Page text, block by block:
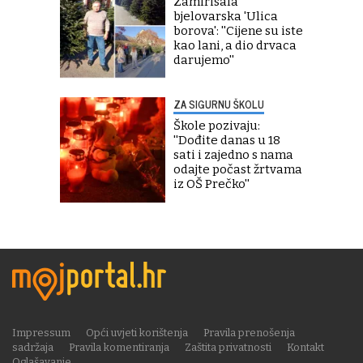
bjelovarska 'Ulica
borova': ''Cijene su iste
kao lani, a dio drvaca
darujemo''
ZA SIGURNU ŠKOLU
Škole pozivaju:
''Dođite danas u 18
sati i zajedno s nama
odajte počast žrtvama
iz OŠ Prečko''
Impressum Opći uvjeti korištenja
Pravila prenošenja
sadržaja
Pravila komentiranja Zaštita privatnosti
Kontakt